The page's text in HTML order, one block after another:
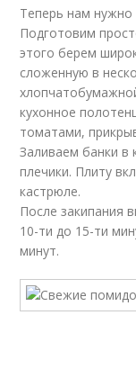
Теперь нам нужно
Подготовим
этого берем
сложенную в
кухонное
томатами,
Заливаем банки в
плечики. Плиту
кастрюле.
После закипания
10-ти до 15-ти
минут.